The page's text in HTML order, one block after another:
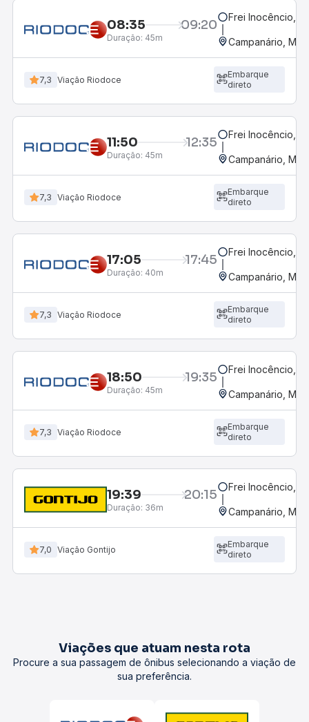
08:35 09:20
Duração: 45m
Frei Inocêncio,
Campanário, MG
7,3 Viação Riodoce
Embarque
direto
11:50 12:35
Duração: 45m
Frei Inocêncio,
Campanário, MG
7,3 Viação Riodoce
Embarque
direto
17:05 17:45
Duração: 40m
Frei Inocêncio,
Campanário, MG
7,3 Viação Riodoce
Embarque
direto
18:50 19:35
Duração: 45m
Frei Inocêncio,
Campanário, MG
7,3 Viação Riodoce
Embarque
direto
19:39 20:15
Duração: 36m
Frei Inocêncio,
Campanário, MG
7,0 Viação Gontijo
Embarque
direto
Viações que atuam nesta rota
Procure a sua passagem de ônibus selecionando a viação de
sua preferência.